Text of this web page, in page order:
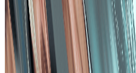
Instrumentele de
colaborarea între echipele
Notificările automate
cu privire la stadiul și
Începeți